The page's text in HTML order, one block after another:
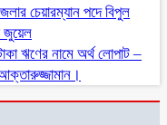
চেয়ারম্যান পদে বিপুল
জুয়েল
ঋণের নামে অর্থ লোপাট –